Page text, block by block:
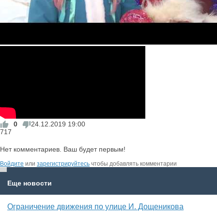
Места
Транспорт
Сайты
Видео
0 24.12.2019 19:00
717
Нет комментариев. Ваш будет первым!
Войдите или зарегистрируйтесь чтобы добавлять комментарии
Еще новости
Ограничение движения по улице И. Дощеникова